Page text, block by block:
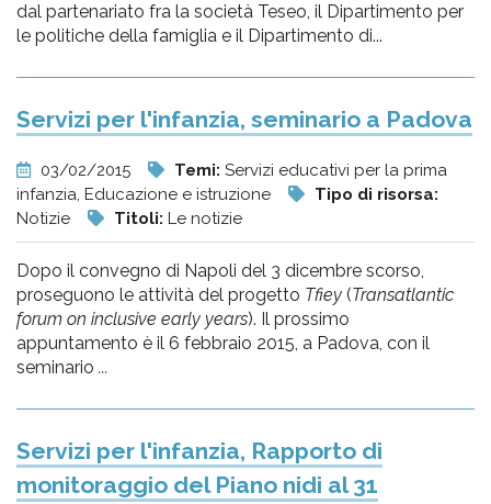
dal partenariato fra la società Teseo, il Dipartimento per
le politiche della famiglia e il Dipartimento di...
Servizi per l'infanzia, seminario a Padova
03/02/2015 Temi: Servizi educativi per la prima
infanzia, Educazione e istruzione
Tipo di risorsa:
Notizie
Titoli: Le notizie
Dopo il convegno di Napoli del 3 dicembre scorso,
proseguono le attività del progetto Tfiey (Transatlantic
forum on inclusive early years). Il prossimo
appuntamento è il 6 febbraio 2015, a Padova, con il
seminario ...
Servizi per l'infanzia, Rapporto di
monitoraggio del Piano nidi al 31